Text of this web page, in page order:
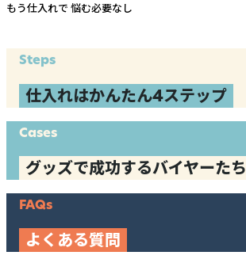
もう仕入れで 悩む必要なし
Steps
仕入れはかんたん4ステップ
Cases
グッズで成功するバイヤーたち
FAQs
よくある質問